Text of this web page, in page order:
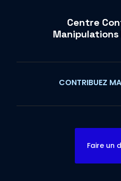
Centre
CONTRIBUEZ
Faire un